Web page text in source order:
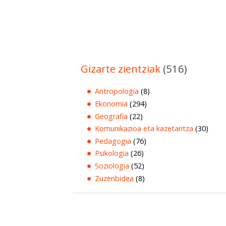
Gizarte zientziak (516)
Antropologia (8)
Ekonomia (294)
Geografia (22)
Komunikazioa eta kazetaritza (30)
Pedagogia (76)
Psikologia (26)
Soziologia (52)
Zuzenbidea (8)